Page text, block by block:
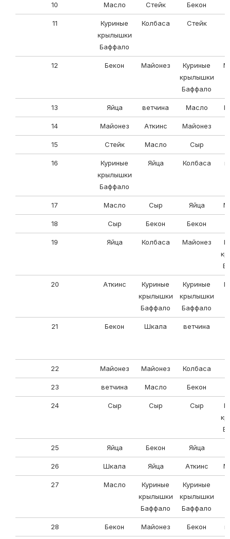
10 Масло Стейк Бекон
11
Куриные
крылышки
Баффало
Колбаса Стейк
12 Бекон Майонез
Куриные
крылышки
Баффало
13 Яйца ветчина Масло
14 Майонез Аткинс Майонез
15 Стейк Масло Сыр
16
Куриные
крылышки
Баффало
Яйца Колбаса
17 Масло Сыр Яйца
18 Сыр Бекон Бекон
19 Яйца Колбаса Майонез
20 Аткинс
Куриные
крылышки
Баффало
Куриные
крылышки
Баффало
21 Бекон Шкала ветчина
22 Майонез Майонез Колбаса
23 ветчина Масло Бекон
24 Сыр Сыр Сыр
25 Яйца Бекон Яйца
26 Шкала Яйца Аткинс
27 Масло
Куриные
крылышки
Баффало
Куриные
крылышки
Баффало
28 Бекон Майонез Бекон